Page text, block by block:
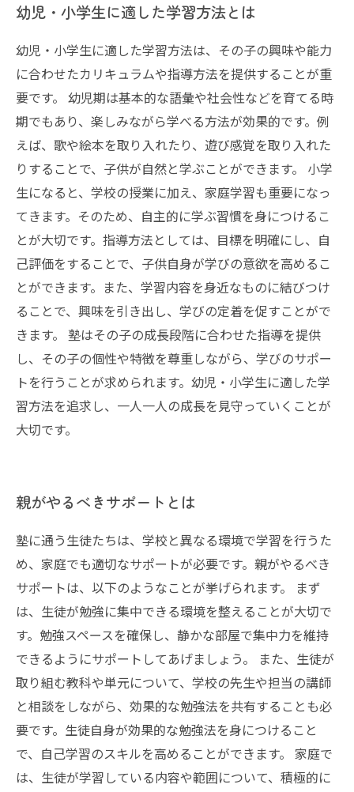
幼児・小学生に適した学習方法とは
幼児・小学生に適した学習方法は、その子の興味や能力
に合わせたカリキュラムや指導方法を提供することが重
要です。 幼児期は基本的な語彙や社会性などを育てる時
期でもあり、楽しみながら学べる方法が効果的です。例
えば、歌や絵本を取り入れたり、遊び感覚を取り入れた
りすることで、子供が自然と学ぶことができます。 小学
生になると、学校の授業に加え、家庭学習も重要になっ
てきます。そのため、自主的に学ぶ習慣を身につけるこ
とが大切です。指導方法としては、目標を明確にし、自
己評価をすることで、子供自身が学びの意欲を高めるこ
とができます。また、学習内容を身近なものに結びつけ
ることで、興味を引き出し、学びの定着を促すことがで
きます。 塾はその子の成長段階に合わせた指導を提供
し、その子の個性や特徴を尊重しながら、学びのサポー
トを行うことが求められます。幼児・小学生に適した学
習方法を追求し、一人一人の成長を見守っていくことが
大切です。
親がやるべきサポートとは
塾に通う生徒たちは、学校と異なる環境で学習を行うた
め、家庭でも適切なサポートが必要です。親がやるべき
サポートは、以下のようなことが挙げられます。 まず
は、生徒が勉強に集中できる環境を整えることが大切で
す。勉強スペースを確保し、静かな部屋で集中力を維持
できるようにサポートしてあげましょう。 また、生徒が
取り組む教科や単元について、学校の先生や担当の講師
と相談をしながら、効果的な勉強法を共有することも必
要です。生徒自身が効果的な勉強法を身につけること
で、自己学習のスキルを高めることができます。 家庭で
は、生徒が学習している内容や範囲について、積極的に